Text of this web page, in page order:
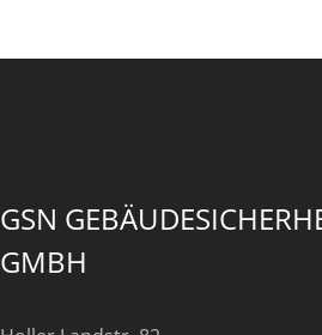
GSN
GMBH